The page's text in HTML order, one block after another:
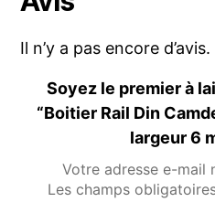
Il n’y a pas encore d’avis.
Soyez le premier à
“Boitier Rail Din
largeur 6
Votre adresse e-mail
Les champs